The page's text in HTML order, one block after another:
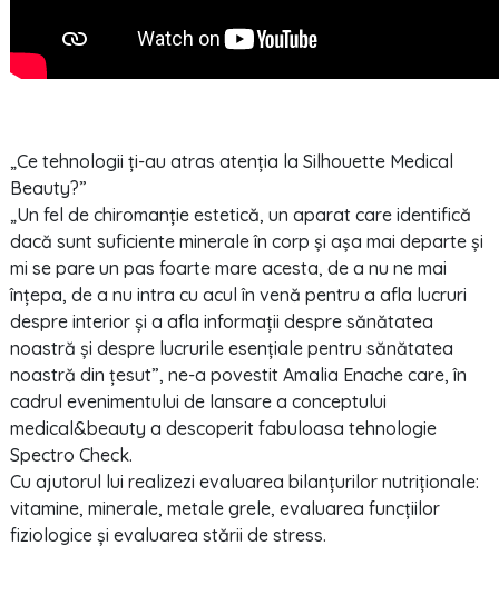
„Ce tehnologii ți-au atras atenția la Silhouette Medical
Beauty?”
„Un fel de chiromanție estetică, un aparat care identifică
dacă sunt suficiente minerale în corp și așa mai departe și
mi se pare un pas foarte mare acesta, de a nu ne mai
înțepa, de a nu intra cu acul în venă pentru a afla lucruri
despre interior și a afla informații despre sănătatea
noastră și despre lucrurile esențiale pentru sănătatea
noastră din țesut”, ne-a povestit Amalia Enache care, în
cadrul evenimentului de lansare a conceptului
medical&beauty a descoperit fabuloasa tehnologie
Spectro Check.
Cu ajutorul lui realizezi evaluarea bilanțurilor nutriționale:
vitamine, minerale, metale grele, evaluarea funcțiilor
fiziologice și evaluarea stării de stress.